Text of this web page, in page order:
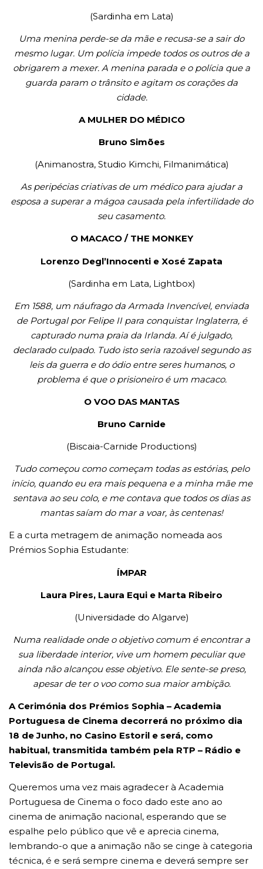
(Sardinha em Lata)
Uma menina perde-se da mãe e recusa-se a sair do
mesmo lugar. Um polícia impede todos os outros de a
obrigarem a mexer. A menina parada e o polícia que a
guarda param o trânsito e agitam os corações da
cidade.
A MULHER DO MÉDICO
Bruno Simões
(Animanostra, Studio Kimchi, Filmanimática)
As peripécias criativas de um médico para ajudar a
esposa a superar a mágoa causada pela infertilidade do
seu casamento.
O MACACO / THE MONKEY
Lorenzo Degl’Innocenti e Xosé Zapata
(Sardinha em Lata, Lightbox)
Em 1588, um náufrago da Armada Invencível, enviada
de Portugal por Felipe II para conquistar Inglaterra, é
capturado numa praia da Irlanda. Aí é julgado,
declarado culpado. Tudo isto seria razoável segundo as
leis da guerra e do ódio entre seres humanos, o
problema é que o prisioneiro é um macaco.
O VOO DAS MANTAS
Bruno Carnide
(Biscaia-Carnide Productions)
Tudo começou como começam todas as estórias, pelo
início, quando eu era mais pequena e a minha mãe me
sentava ao seu colo, e me contava que todos os dias as
mantas saíam do mar a voar, às centenas!
E a curta metragem de animação nomeada aos
Prémios Sophia Estudante:
ÍMPAR
Laura Pires, Laura Equi e Marta Ribeiro
(Universidade do Algarve)
Numa realidade onde o objetivo comum é encontrar a
sua liberdade interior, vive um homem peculiar que
ainda não alcançou esse objetivo. Ele sente-se preso,
apesar de ter o voo como sua maior ambição.
A Cerimónia dos Prémios Sophia – Academia
Portuguesa de Cinema decorrerá no próximo dia
18 de Junho, no Casino Estoril e será, como
habitual, transmitida também pela RTP – Rádio e
Televisão de Portugal.
Queremos uma vez mais agradecer à Academia
Portuguesa de Cinema o foco dado este ano ao
cinema de animação nacional, esperando que se
espalhe pelo público que vê e aprecia cinema,
lembrando-o que a animação não se cinge à categoria
técnica, é e será sempre cinema e deverá sempre ser